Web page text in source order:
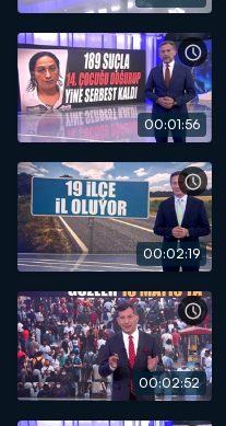
00:01:56
00:02:19
00:02:52